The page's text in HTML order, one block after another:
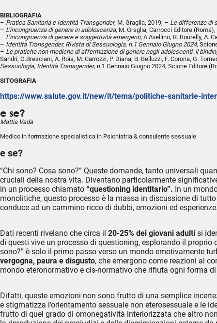
BIBLIOGRAFIA
– Pratica Sanitaria e Identità Transgender, M. Graglia, 2019; – Le differenze di
– L’incongruenza di genere in adoloscenza, M. Graglia, Carrocci Editore (Roma),
– L’incongruenza di genere e soggettività emergenti, A.Avellino, R. Bourelly, A.
– Identità Transgender, Rivista di Sessuologia, n.1 Gennaio Giugno 2024,
– Le pratiche non mediche di affermazione di genere negli adolescenti: il
Sandri, G.Bresciani, A. Roia, M. Carrozzi, P. Diana, B. Belluzzi, F. Corona, G.
Sessuologia, Identità Transgender, n.1 Gennaio Giugno 2024, Scione Editore
SITOGRAFIA
https://www.salute.gov.it/new/it/tema/politiche-sanitarie-
e se?
Mattia Vada
Medico in formazione specialistica in Psichiatria & consulente sessuale
e se?
“Chi sono? Cosa sono?” Queste domande, tanto universali
cruciali della nostra vita. Diventano particolarmente
in un processo chiamato “questioning identitario”. In un
monolitiche, questo processo è la massa in discussione di
conduce ad un cammino ricco di dubbi, emozioni ed
Dati recenti rivelano che circa il 20-25% dei giovani adulti si
di questi vive un processo di questioning, esplorando il
sono?” è solo il primo passo verso un mondo emotivamente
vergogna, paura e disgusto, che emergono come reazioni al
mondo eteronormativo e cis-normativo che rifiuta ogni forma
Difatti, queste emozioni non sono frutto di una semplice
e stigmatizza l’orientamento sessuale non eterosessuale e le
frutto di quel grado di omonegatività interiorizzata che altro